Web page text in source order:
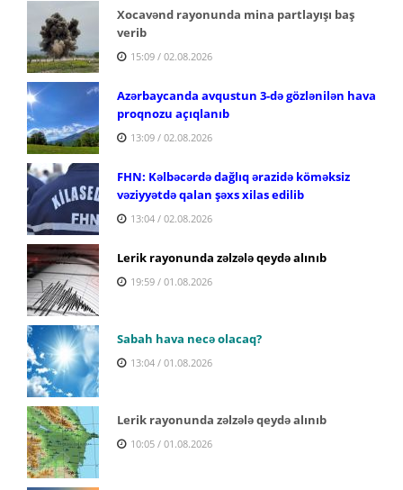
Xocavənd rayonunda mina partlayışı baş
verib
15:09 / 02.08.2026
Azərbaycanda avqustun 3-də gözlənilən hava
proqnozu açıqlanıb
13:09 / 02.08.2026
FHN: Kəlbəcərdə dağlıq ərazidə köməksiz
vəziyyətdə qalan şəxs xilas edilib
13:04 / 02.08.2026
Lerik rayonunda zəlzələ qeydə alınıb
19:59 / 01.08.2026
Sabah hava necə olacaq?
13:04 / 01.08.2026
Lerik rayonunda zəlzələ qeydə alınıb
10:05 / 01.08.2026